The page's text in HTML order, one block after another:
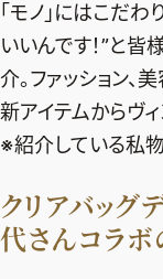
ダイエット
50代健康のお
住まい
旅行＆グルメ
カルチャー
50代のお悩み
エクラ 華組ラ
チームJマダム
チームJマダム
チームJマダム
編集長コラム
あら、素敵☆
占い
イヴルルド遙
試し読み
エクラ通販
エクラプレミ
from編集部
「モノ」にはこだ
いいんです！”と
介。ファッション
新アイテムからヴ
※紹介している私
クリアバッグ
代さんコラボ